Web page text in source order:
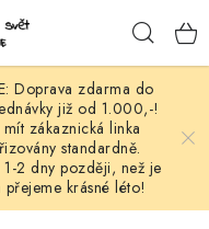
Doprava zdarma do
již od 1.000,-!
zákaznická linka
standardně.
2 dny později, než je
krásné léto!